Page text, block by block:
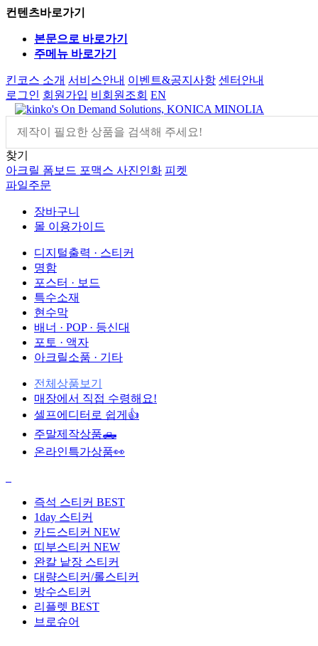
컨텐츠바로가기
본문으로 바로가기
주메뉴 바로가기
킨코스 소개 서비스안내 이벤트&공지사항 센터안내
로그인 회원가입 비회원조회 EN
찾기
아크릴 폼보드 포맥스 사진인화 피켓
파일주문
장바구니
몰 이용가이드
디지털출력 · 스티커
명함
포스터 · 보드
특수소재
현수막
배너 · POP · 등신대
포토 · 액자
아크릴소품 · 기타
전체상품보기
매장에서 직접 수령해요!
셀프에디터로 쉽게👍
주말제작상품🛻
온라인특가상품👀
즉석 스티커 BEST
1day 스티커
카드스티커 NEW
띠부스티커 NEW
완칼 낱장 스티커
대량스티커/롤스티커
방수스티커
리플렛 BEST
브로슈어